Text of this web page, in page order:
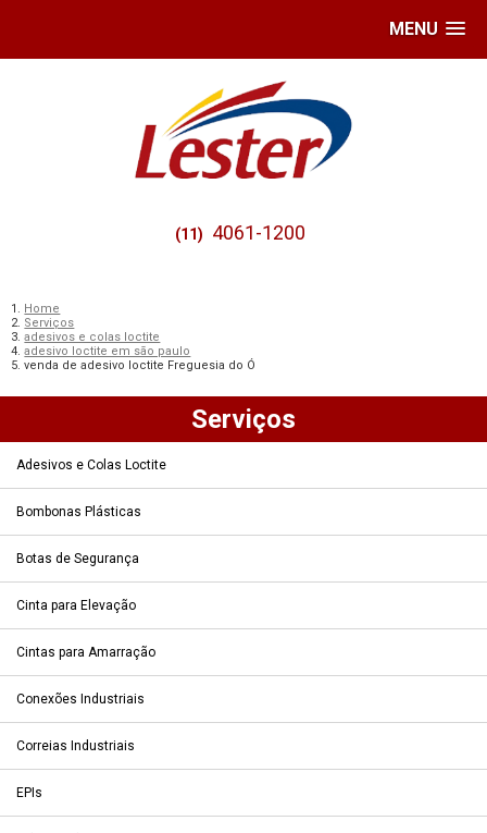
MENU
(11) 4061-1200
Home
Serviços
adesivos e colas loctite
adesivo loctite em são paulo
venda de adesivo loctite Freguesia do Ó
Serviços
Adesivos e Colas Loctite
Bombonas Plásticas
Botas de Segurança
Cinta para Elevação
Cintas para Amarração
Conexões Industriais
Correias Industriais
EPIs